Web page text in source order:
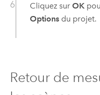
Cliquez sur OK
Optionsdu projet.
Retour de